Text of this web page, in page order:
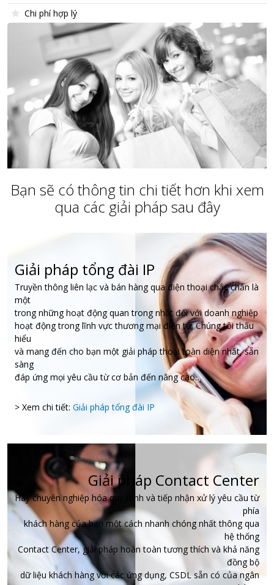
Chi phí hợp lý
Bạn sẽ có thông tin chi tiết hơn khi xem
qua các giải pháp sau đây
Giải pháp tổng đài IP
Truyền thông liên lạc và bán hàng qua điện thoại chắc chắn là
một
trong những hoạt động quan trong nhất đối với doanh nghiệp
hoạt động trong lĩnh vực thương mại điện tử. Chúng tôi thấu
hiểu
và mang đến cho bạn một giải pháp thoại toàn diện nhất, sẵn
sàng
đáp ứng mọi yêu cầu từ cơ bản đến nâng cao…
> Xem chi tiết: Giải pháp tổng đài IP
Giải pháp Contact Center
Hãy chuyên nghiệp hóa quy trình và tiếp nhận xử lý yêu cầu từ
phía
khách hàng của bạn một cách nhanh chóng nhất thông qua
hệ thống
Contact Center, giải pháp hoàn toàn tương thích và khả năng
đồng bộ
dữ liệu khách hàng với các ứng dụng, CSDL sẵn có của ngân